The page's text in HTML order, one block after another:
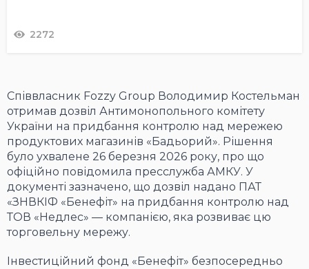
2272
Співвласник Fozzy Group Володимир Костельман
отримав дозвіл Антимонопольного комітету
України на придбання контролю над мережею
продуктових магазинів «Бадьорий». Рішення
було ухвалене 26 березня 2026 року, про що
офіційно повідомила пресслужба АМКУ. У
документі зазначено, що дозвіл надано ПАТ
«ЗНВКІФ «Бенефіт» на придбання контролю над
ТОВ «Недлес» — компанією, яка розвиває цю
торговельну мережу.
Інвестиційний фонд «Бенефіт» безпосередньо